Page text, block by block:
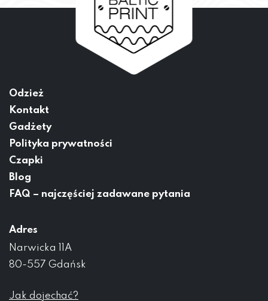
Adres
Narwicka 11A
80-557 Gdańsk
Jak dojechać?
Odzież
Kontakt
Gadżety
Polityka prywatności
Czapki
Blog
FAQ – najczęściej zadawane pytania